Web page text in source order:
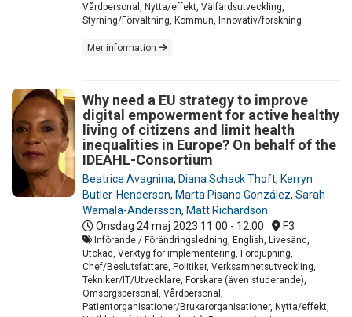
Vårdpersonal, Nytta/effekt, Välfärdsutveckling,
Styrning/Förvaltning, Kommun, Innovativ/forskning
Mer information
Why need a EU strategy to improve
digital empowerment for active healthy
living of citizens and limit health
inequalities in Europe? On behalf of the
IDEAHL-Consortium
Beatrice Avagnina, Diana Schack Thoft, Kerryn
Butler-Henderson, Marta Pisano González, Sarah
Wamala-Andersson, Matt Richardson
Onsdag 24 maj 2023 11:00 - 12:00 F3
Införande / Förändringsledning, English, Livesänd,
Utökad, Verktyg för implementering, Fördjupning,
Chef/Beslutsfattare, Politiker, Verksamhetsutveckling,
Tekniker/IT/Utvecklare, Forskare (även studerande),
Omsorgspersonal, Vårdpersonal,
Patientorganisationer/Brukarorganisationer, Nytta/effekt,